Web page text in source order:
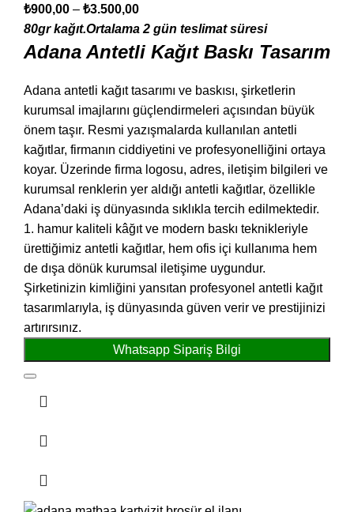
₺900,00 – ₺3.500,00
80gr kağıt.Ortalama 2 gün teslimat süresi
Adana Antetli Kağıt Baskı Tasarım
Adana antetli kağıt tasarımı ve baskısı, şirketlerin
kurumsal imajlarını güçlendirmeleri açısından büyük
önem taşır. Resmi yazışmalarda kullanılan antetli
kağıtlar, firmanın ciddiyetini ve profesyonelliğini ortaya
koyar. Üzerinde firma logosu, adres, iletişim bilgileri ve
kurumsal renklerin yer aldığı antetli kağıtlar, özellikle
Adana’daki iş dünyasında sıklıkla tercih edilmektedir.
1. hamur kaliteli kâğıt ve modern baskı teknikleriyle
ürettiğimiz antetli kağıtlar, hem ofis içi kullanıma hem
de dışa dönük kurumsal iletişime uygundur.
Şirketinizin kimliğini yansıtan profesyonel antetli kağıt
tasarımlarıyla, iş dünyasında güven verir ve prestijinizi
artırırsınız.
Whatsapp Sipariş Bilgi